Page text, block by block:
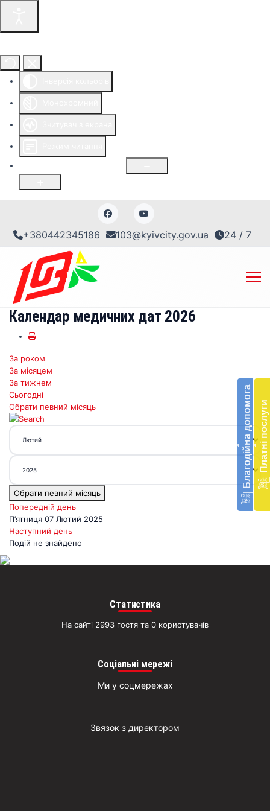
+380442345186 103@kyivcity.gov.ua 24 / 7
‹ Благодійна допомогав
‹ Платні послуги
Календар медичних дат 2026
За роком
За місяцем
За тижнем
Сьогодні
Обрати певний місяць
Обрати певний місяць
Попередній день
П’ятниця 07 Лютий 2025
Наступний день
Подій не знайдено
Статистика
На сайті 2993 гостя та 0 користувачів
Соціальні мережі
Ми у соцмережах
Звязок з директором